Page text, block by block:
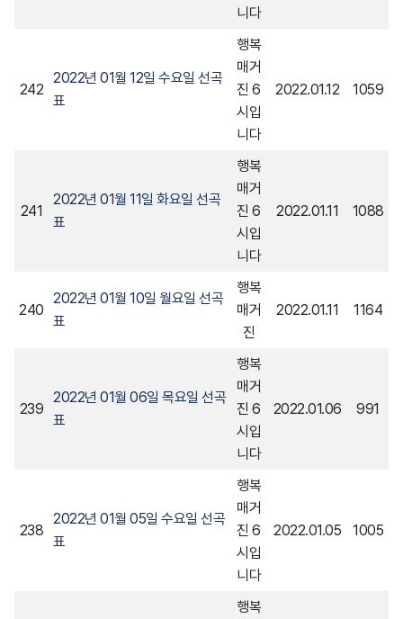
니다
242
2022년 01월 12일 수요일 선곡
표
행복
매거
진 6
시입
니다
2022.01.12 1059
241
2022년 01월 11일 화요일 선곡
표
행복
매거
진 6
시입
니다
2022.01.11 1088
240
2022년 01월 10일 월요일 선곡
표
행복
매거
진
2022.01.11 1164
239
2022년 01월 06일 목요일 선곡
표
행복
매거
진 6
시입
니다
2022.01.06 991
238
2022년 01월 05일 수요일 선곡
표
행복
매거
진 6
시입
니다
2022.01.05 1005
행복